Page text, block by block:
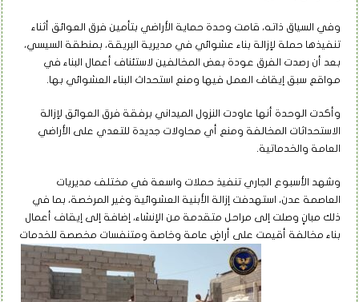
وفي السياق ذاته، قامت وحدة حماية الأراضي بتأمين فرق العوائق أثناء
تنفيذها حملة لإزالة بناء عشوائي في مديرية البريقة، بمنطقة السيسي،
بعد أن رصدت الفرق عودة بعض المخالفين لاستئناف أعمال البناء في
مواقع سبق إيقاف العمل فيها ومنع استحداث البناء العشوائي بها.
وأكدت الوحدة أنها عاودت النزول الميداني برفقة فرق العوائق لإزالة
الاستحداثات المخالفة ومنع أي محاولات جديدة للتعدي على الأراضي
العامة والخدماتية.
وشهد الأسبوع الجاري تنفيذ حملات واسعة في مختلف مديريات
العاصمة عدن، استهدفت إزالة الأبنية العشوائية وغير المرخصة، بما في
ذلك مبانٍ وصلت إلى مراحل متقدمة من الإنشاء، إضافة إلى إيقاف أعمال
بناء مخالفة أقيمت على أراضٍ عامة وخاصة ومتنفسات مخصصة للخدمات